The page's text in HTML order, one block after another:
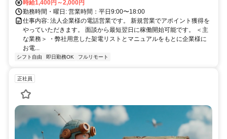
時給1,400円～2,000円
勤務時間・曜日: 営業時間：平日9:00〜18:00
仕事内容: 法人企業様の電話営業です。 新規営業でアポイント獲得を
やっていただきます。 面談から最短翌日に稼働開始可能です。 ＜主
な業務＞ ・弊社用意した架電リストとマニュアルをもとに企業様に
お電...
シフト自由 即日勤務OK フルリモート
正社員